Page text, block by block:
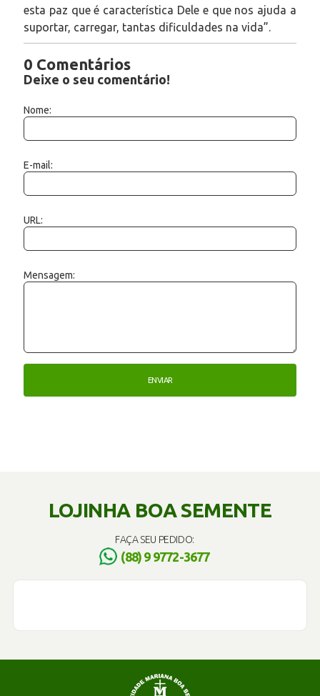
esta paz que é característica Dele e que nos ajuda a
suportar, carregar, tantas dificuldades na vida”.
0 Comentários
Deixe o seu comentário!
Nome:
E-mail:
URL:
Mensagem:
LOJINHA BOA SEMENTE
FAÇA SEU PEDIDO:
(88) 9 9772-3677